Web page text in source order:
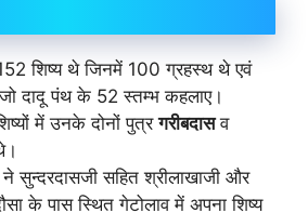
शिष्य थे जिनमें 100 ग्रहस्थ थे एवं
दादू पंथ के 52 स्तम्भ कहलाए।
में उनके दोनों पुत्रगरीबदासव
सुन्दरदासजी सहित श्रीलाखाजी और
के पास स्थित गेटोलाव में अपना शिष्य